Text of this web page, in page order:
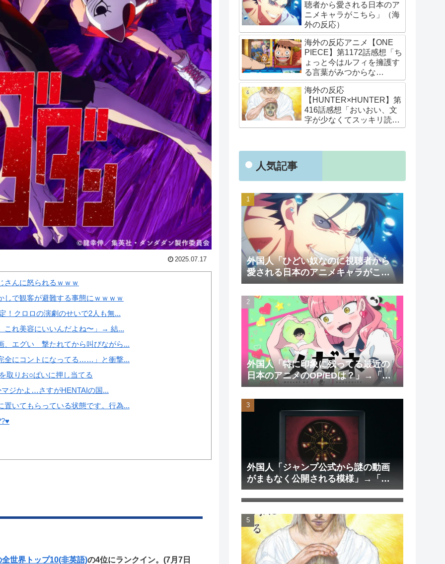
2025.07.17
さんに怒られるｗｗｗ
で観客が避難する事態にｗｗｗｗ
！クロロの演劇のせいで2人も無...
これ美容にいいんだよね〜」→ 結...
、エグい 撃たれてから叫びながら...
全にコントになってる……」と衝撃...
取りお○ぱいに押し当てる
ジかよ…さすがHENTAIの国...
いてもらっている状態です。行為...
世界トップ10(非英語)の4位にランクイン。(7月7日
聴者から愛される日本のア
ニメキャラがこちら」（海
外の反応）
海外の反応アニメ【ONE
PIECE】第1172話感想「ち
ょっと今はルフィを擁護す
る言葉がみつからな
い･･･」
海外の反応
【HUNTER×HUNTER】第
416話感想「おいおい、文
字が少なくてスッキリ読め
るぞ！！」
人気記事
外国人「ひどい奴なのに視聴者から
愛される日本のアニメキャラがこち
ら」（海外の反応）
外国人「特に印象に残ってる最近の
日本のアニメのOP/EDは？」→「一
回も飛ばしたことないわ」（海外の
反応）
外国人「ジャンプ公式から謎の動画
がまもなく公開される模様」→「ま
さか本当にくるのか？！」（海外の
反応）
外国人「日本のアニメを見て初めて
泣いた作品は？」→「2000年代の3大
泣けるアニメ」（海外の反応）